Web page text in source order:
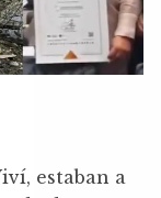
estaban a